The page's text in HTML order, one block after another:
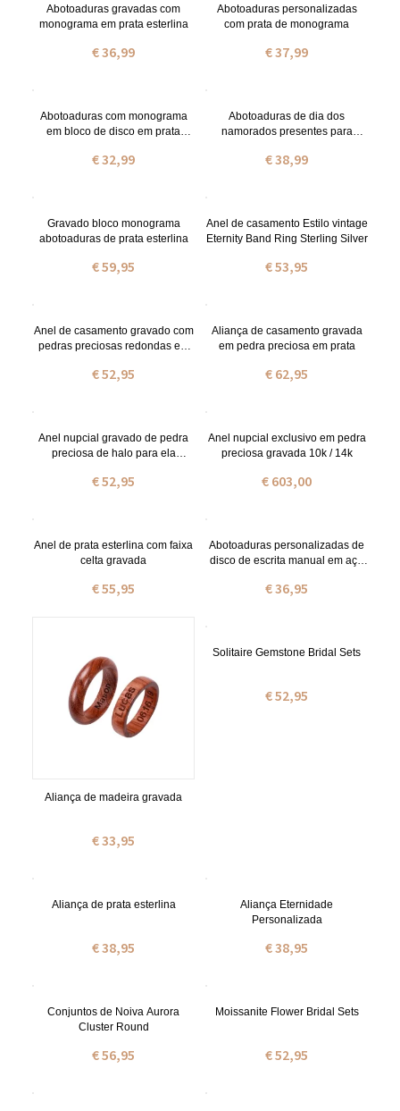
Abotoaduras gravadas com
monograma em prata esterlina
€ 36,99
Abotoaduras personalizadas
com prata de monograma
€ 37,99
Abotoaduras com monograma
em bloco de disco em prata
€ 32,99
Abotoaduras de dia dos
namorados presentes para
bloco
€ 38,99
Gravado bloco monograma
abotoaduras de prata esterlina
€ 59,95
Anel de casamento Estilo vintage
Eternity Band Ring Sterling Silver
€ 53,95
Anel de casamento gravado com
pedras preciosas redondas em
€ 52,95
Aliança de casamento gravada
em pedra preciosa em prata
€ 62,95
Anel nupcial gravado de pedra
preciosa de halo para ela
€ 52,95
Anel nupcial exclusivo em pedra
preciosa gravada 10k / 14k
€ 603,00
Anel de prata esterlina com faixa
celta gravada
€ 55,95
Abotoaduras personalizadas de
disco de escrita manual em aço
€ 36,95
Aliança de madeira gravada
€ 33,95
Solitaire Gemstone Bridal Sets
€ 52,95
Aliança de prata esterlina
€ 38,95
Aliança Eternidade
Personalizada
€ 38,95
Conjuntos de Noiva Aurora
Cluster Round
€ 56,95
Moissanite Flower Bridal Sets
€ 52,95